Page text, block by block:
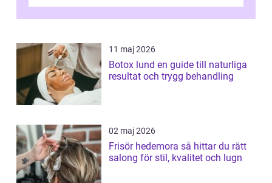
11 maj 2026
Botox lund en guide till naturliga
resultat och trygg behandling
02 maj 2026
Frisör hedemora så hittar du rätt
salong för stil, kvalitet och lugn